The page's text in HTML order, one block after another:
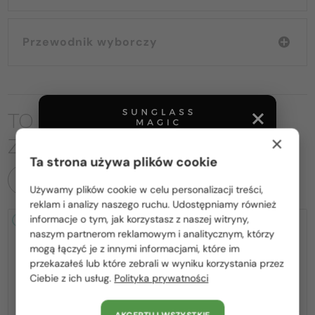
Przewodnik wyborczy
TO MOŻE CIĘ RÓWNIEŻ
ZAINTERESOWAĆ
2-4 DNI 2-4 DNI
Proszę wybierz z listy odpowiedni dla Ciebie kraj:
Polska / PL
România / RO
Magyarország / HU
United Arab Emirates / EN
×
Ta strona używa plików cookie
Używamy plików cookie w celu personalizacji treści,
reklam i analizy naszego ruchu. Udostępniamy również
informacje o tym, jak korzystasz z naszej witryny,
naszym partnerom reklamowym i analitycznym, którzy
mogą łączyć je z innymi informacjami, które im
przekazałeś lub które zebrali w wyniku korzystania przez
Ciebie z ich usług. Polityka prywatności